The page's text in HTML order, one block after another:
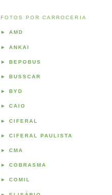
FOTOS POR CARROCERIA
► AMD
► ANKAI
► BEPOBUS
► BUSSCAR
► BYD
► CAIO
► CIFERAL
► CIFERAL PAULISTA
► CMA
► COBRASMA
► COMIL